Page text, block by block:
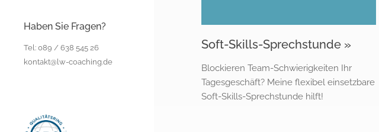
Haben Sie Fragen?
Tel: 089 / 638 545 26
kontakt@lw-coaching.de
Soft-Skills-Sprechstunde »
Blockieren Team-Schwierigkeiten Ihr
Tagesgeschäft? Meine flexibel einsetzbare
Soft-Skills-Sprechstunde hilft!